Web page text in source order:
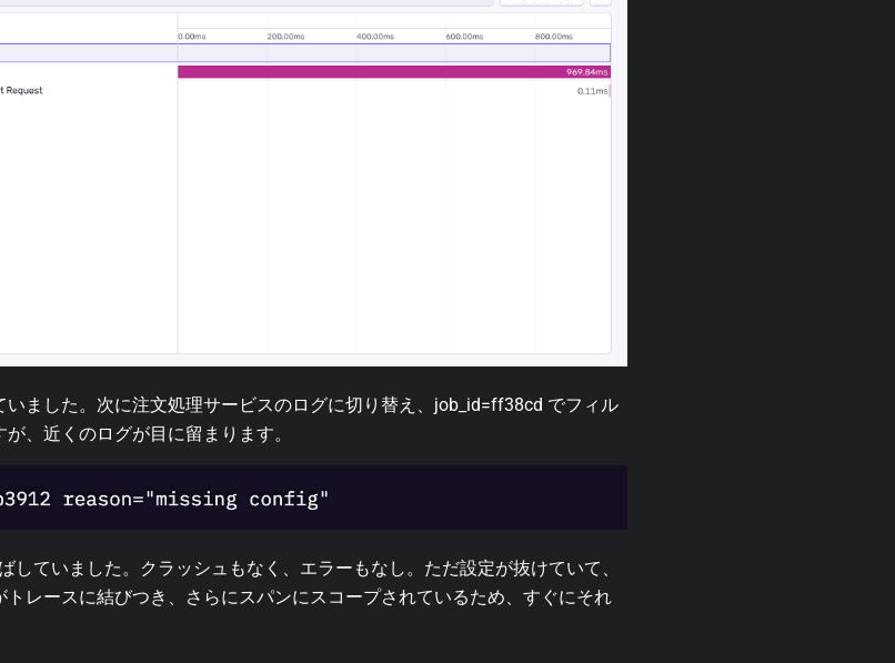
ました。次に注文処理サービスのログに切り替え、 job_id=ff38cd でフィル
、近くのログが目に留まります。
していました。クラッシュもなく、エラーもなし。ただ設定が抜けていて、
レースに結びつき、さらにスパンにスコープされているため、すぐにそれ